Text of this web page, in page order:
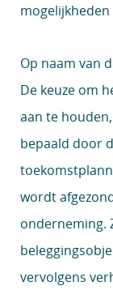
Op naam van
De keuze om
aan te
bepaald door
wordt
onderneming.
vervolgens